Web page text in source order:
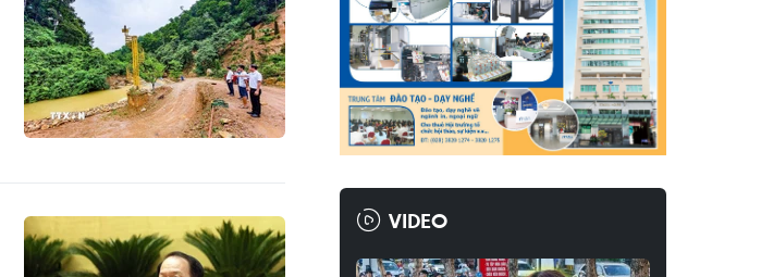
VIDEO